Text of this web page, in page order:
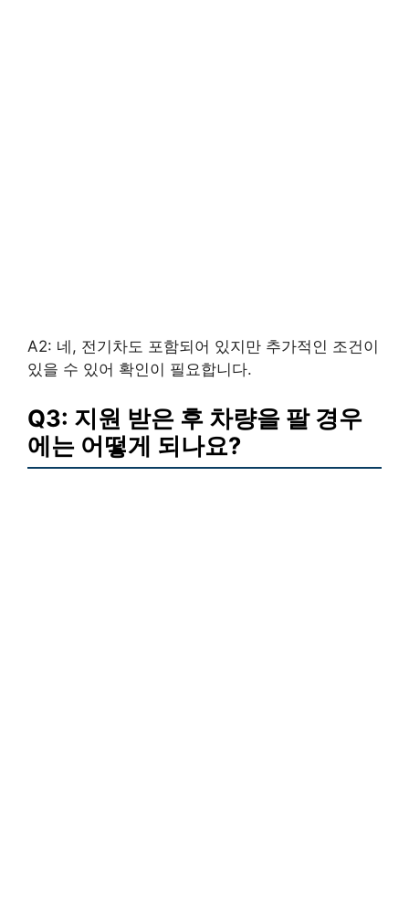
A2: 네, 전기차도 포함되어 있지만 추가적인 조건이
있을 수 있어 확인이 필요합니다.
Q3: 지원 받은 후 차량을 팔 경우
에는 어떻게 되나요?